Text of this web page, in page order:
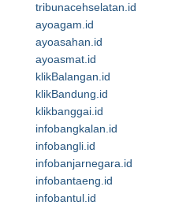
tribunacehselatan.id
ayoagam.id
ayoasahan.id
ayoasmat.id
klikBalangan.id
klikBandung.id
klikbanggai.id
infobangkalan.id
infobangli.id
infobanjarnegara.id
infobantaeng.id
infobantul.id